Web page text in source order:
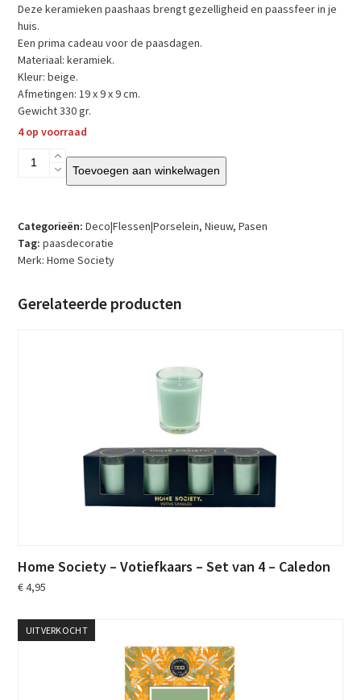
Deze keramieken paashaas brengt gezelligheid en paassfeer in je
huis.
Een prima cadeau voor de paasdagen.
Materiaal: keramiek.
Kleur: beige.
Afmetingen: 19 x 9 x 9 cm.
Gewicht 330 gr.
4 op voorraad
Home
Regi
-
S
Toevoegen aan winkelwagen
Categorieën: Deco|Flessen|Porselein,Nieuw,Pasen
Tag: paasdecoratie
Merk:Home Society
Gerelateerde producten
Home Society – Votiefkaars – Set van 4 – Caledon
€4,95
UITVERKOCHT